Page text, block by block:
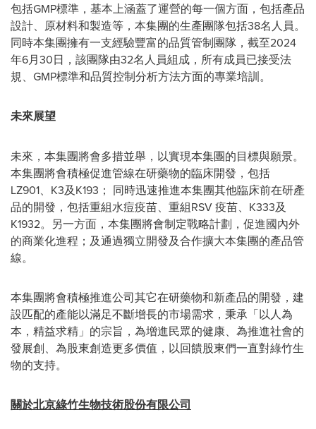
包括GMP標準，基本上涵蓋了運營的每一個方面，包括產品
設計、原材料和製造等，本集團的生產團隊包括38名人員。
同時本集團擁有一支經驗豐富的品質管制團隊，截至2024
年6月30日，該團隊由32名人員組成，所有成員已接受法
規、GMP標準和品質控制分析方法方面的專業培訓。
未來展望
未來，本集團將會多措並舉，以實現本集團的目標與願景。
本集團將會積極促進管線在研藥物的臨床開發，包括
LZ901、K3及K193； 同時迅速推進本集團其他臨床前在研產
品的開發，包括重組水痘疫苗、重組RSV 疫苗、K333及
K1932。另一方面，本集團將會制定戰略計劃，促進國內外
的商業化進程；及通過獨立開發及合作擴大本集團的產品管
線。
本集團將會積極推進公司其它在研藥物和新產品的開發，建
設匹配的產能以滿足不斷增長的市場需求，秉承「以人為
本，精益求精」的宗旨，為增進民眾的健康、為推進社會的
發展創、為股東創造更多價值，以回饋股東們一直對綠竹生
物的支持。
關於北京綠竹生物技術股份有限公司